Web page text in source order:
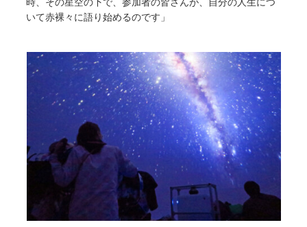
いて赤裸々に語り始めるのです」